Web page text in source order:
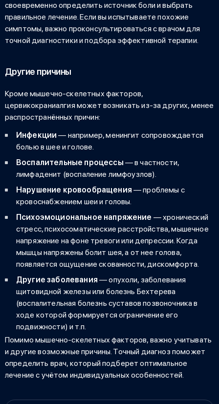
своевременно определить источник боли и выбрать
правильное лечение. Если вы испытываете похожие
симптомы, важно проконсультироваться с врачом для
точной диагностики и подбора эффективной терапии.
Другие причины
Кроме мышечно-скелетных факторов,
цервикокраниалгияможет возникать из-за других, менее
распространённых причин:
Инфекции — например, менингит сопровождается
болью в шее и голове.
Воспалительные процессы — в частности,
лимфаденит (воспаление лимфоузлов).
Нарушение кровообращения — проблемы с
кровоснабжением шеи и головы.
Психоэмоциональное напряжение — хронический
стресс, психосоматические расстройства, мышечное
напряжение на фоне тревоги или депрессии. Когда
мышцы напряжены болит шея, а от нее голова,
появляется ощущение скованности, дискомфорта.
Другие заболевания— опухоли, заболевания
щитовидной железы или болезнь Бехтерева
(воспалительная болезнь суставов позвоночника в
ходе которой формируется ограничение его
подвижности) и т.п.
Помимо мышечно-скелетных факторов, важно учитывать
и другие возможные причины. Точный диагноз поможет
определить врач, который подберет оптимальное
лечение с учётом индивидуальных особенностей.